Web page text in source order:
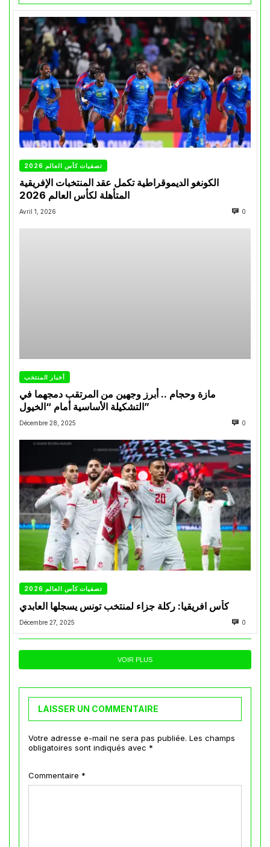
تصفيات كأس العالم 2026
الكونغو الديموقراطية تكمل عقد المنتخبات الإفريقية
المتأهلة لكأس العالم 2026
Avril 1, 2026 0
أخبار المنتخب
مازة وحجام .. أبرز وجهين من المرتقب دمجهما في
التشكيلة الأساسية أمام “الخيول”
Décembre 28, 2025 0
تصفيات كأس العالم 2026
كأس افريقيا: ركلة جزاء لمنتخب تونس يسجلها العابدي
Décembre 27, 2025 0
VOIR PLUS
LAISSER UN COMMENTAIRE
Votre adresse e-mail ne sera pas publiée. Les champs
obligatoires sont indiqués avec *
Commentaire *